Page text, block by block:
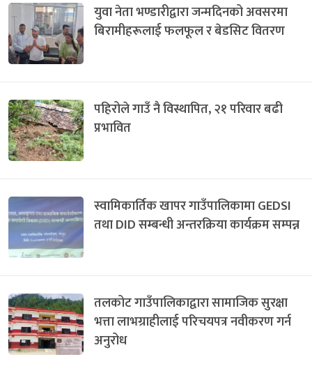
युवा नेता भण्डारीद्वारा जन्मदिनको अवसरमा
बिरामीहरूलाई फलफूल र बेडसिट वितरण
पहिरोले गाउँ नै विस्थापित, २१ परिवार बढी
प्रभावित
स्वामिकार्तिक खापर गाउँपालिकामा GEDSI
तथा DID सम्बन्धी अन्तरक्रिया कार्यक्रम सम्पन्न
तलकोट गाउँपालिकाद्वारा सामाजिक सुरक्षा
भत्ता लाभग्राहीलाई परिचयपत्र नवीकरण गर्न
अनुरोध